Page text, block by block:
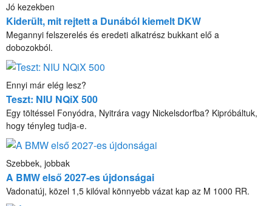
Jó kezekben
Kiderült, mit rejtett a Dunából kiemelt DKW
Megannyi felszerelés és eredeti alkatrész bukkant elő a
dobozokból.
Ennyi már elég lesz?
Teszt: NIU NQiX 500
Egy töltéssel Fonyódra, Nyitrára vagy Nickelsdorfba? Kipróbáltuk,
hogy tényleg tudja-e.
Szebbek, jobbak
A BMW első 2027-es újdonságai
Vadonatúj, közel 1,5 kilóval könnyebb vázat kap az M 1000 RR.